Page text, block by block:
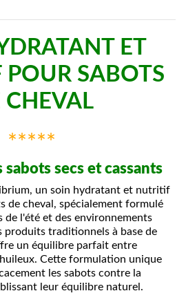
ET
POUR SABOTS
CHEVAL
*****
sabots secs et cassants
un soin hydratant et nutritif
de cheval, spécialement formulé
de l'été et des environnements
produits traditionnels à base de
un équilibre parfait entre
Cette formulation unique
les sabots contre la
leur équilibre naturel.